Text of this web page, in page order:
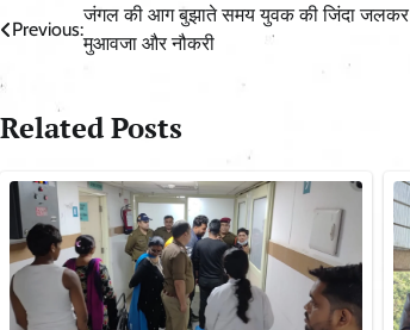
Post
navigation
Previous:
जंगल की आग बुझाते समय युवक की जिंदा जलकर
मुआवजा और नौकरी
Related Posts